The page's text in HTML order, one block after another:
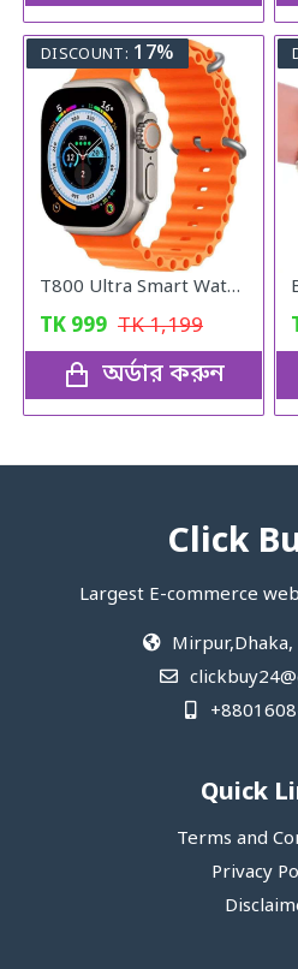
DISCOUNT: 17%
T800 Ultra Smart Watch (Orange)
TK 999 TK1,199
অর্ডার করুন
Click
Largest E-commerce
Mirpur,Dhaka,
Quick
Terms and
Privacy